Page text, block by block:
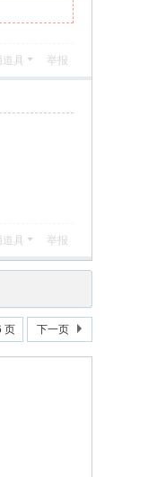
具 举报
具 举报
页 下一页